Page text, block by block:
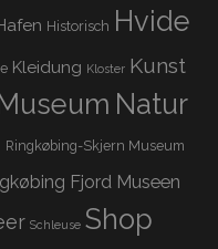
Historisch Hvide
Kleidung Kloster Kunst
Natur
Ringkøbing-Skjern Museum
Fjord Museen
Schleuse Shop